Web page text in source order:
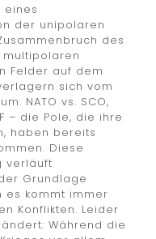
eines
der unipolaren
des
Felder auf dem
sich vom
NATO vs. SCO,
– die Pole, die ihre
haben bereits
Diese
verläuft
Grundlage
es kommt immer
Konflikten. Leider
Während die